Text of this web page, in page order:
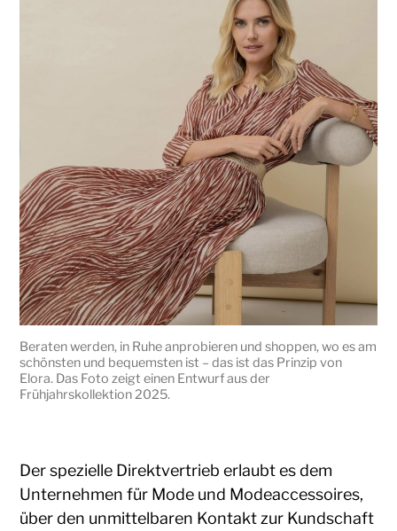
Beraten werden, in Ruhe anprobieren und shoppen, wo es am
schönsten und bequemsten ist – das ist das Prinzip von
Elora. Das Foto zeigt einen Entwurf aus der
Frühjahrskollektion 2025.
Der spezielle Direktvertrieb erlaubt es dem
Unternehmen für Mode und Modeaccessoires,
über den unmittelbaren Kontakt zur Kundschaft